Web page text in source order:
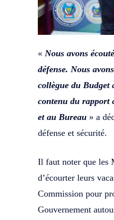
« Nous avons
défense. Nous
collègue du Budget
contenu du rapport
et au Bureau » a
défense et sécurité.
Il faut noter que les
d’écourter leurs
Commission pour
Gouvernement